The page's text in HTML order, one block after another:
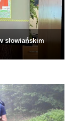
słowiańskim